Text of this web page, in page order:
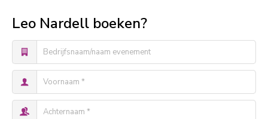
Leo Nardell boeken?